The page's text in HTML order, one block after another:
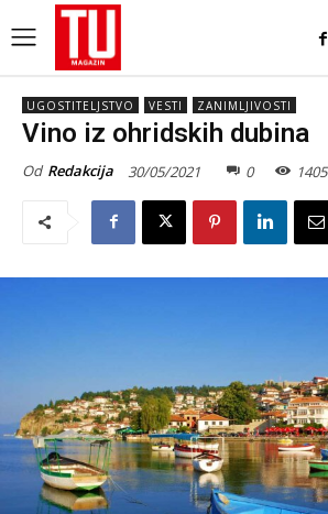
UGOSTITELJSTVO VESTI ZANIMLJIVOSTI
Vino iz ohridskih dubina
Od Redakcija 30/05/2021 0 1405